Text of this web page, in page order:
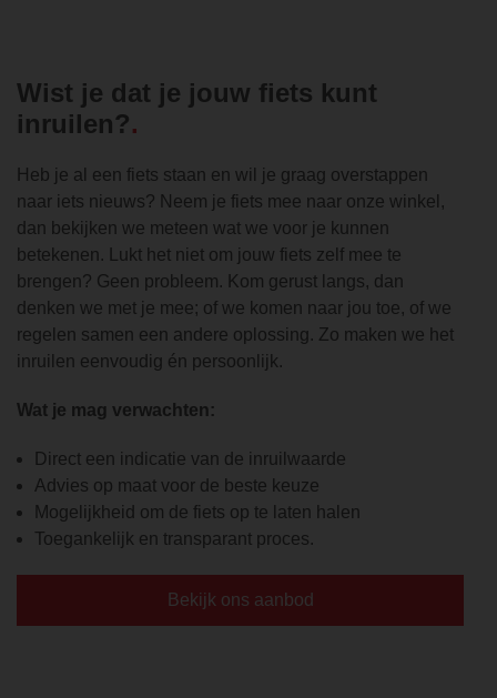
Wist je dat je jouw fiets kunt
inruilen?
Heb je al een fiets staan en wil je graag overstappen
naar iets nieuws? Neem je fiets mee naar onze winkel,
dan bekijken we meteen wat we voor je kunnen
betekenen. Lukt het niet om jouw fiets zelf mee te
brengen? Geen probleem. Kom gerust langs, dan
denken we met je mee; of we komen naar jou toe, of we
regelen samen een andere oplossing. Zo maken we het
inruilen eenvoudig én persoonlijk.
Wat je mag verwachten:
Direct een indicatie van de inruilwaarde
Advies op maat voor de beste keuze
Mogelijkheid om de fiets op te laten halen
Toegankelijk en transparant proces.
Bekijk ons aanbod